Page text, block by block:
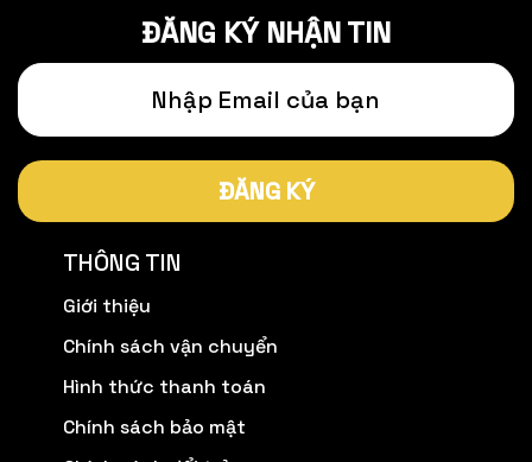
ĐĂNG KÝ NHẬN TIN
ĐĂNG KÝ
THÔNG TIN
Giới thiệu
Chính sách vận chuyển
Hình thức thanh toán
Chính sách bảo mật